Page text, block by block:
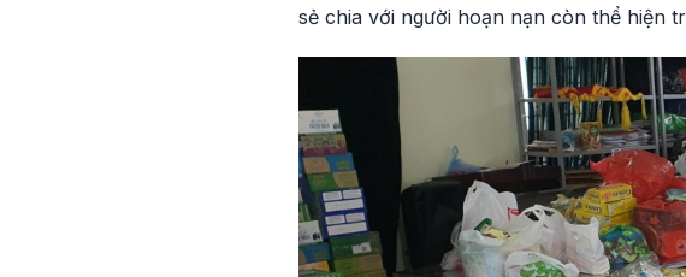
sẻ chia với người hoạn nạn còn thể hiện